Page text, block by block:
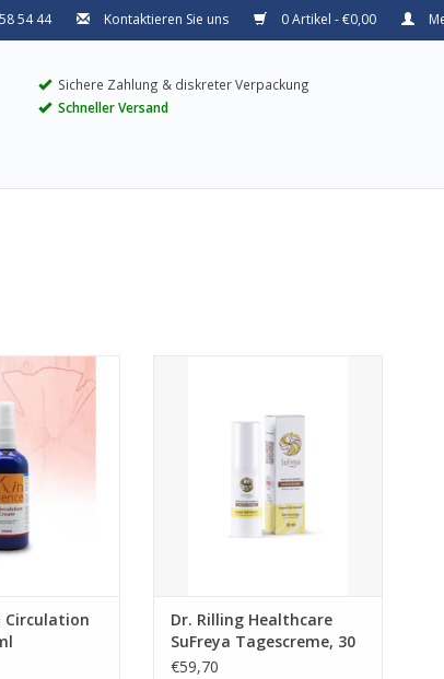
54 44 Kontaktieren Sie uns 0 Artikel - €0,00
Sichere Zahlung & diskreter Verpackung
Schneller Versand
Circulation
Dr. Rilling Healthcare
SuFreya Tagescreme, 30
ml
€59,70